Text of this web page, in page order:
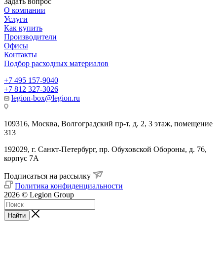
О компании
Услуги
Как купить
Производители
Офисы
Контакты
Подбор расходных материалов
+7 495 157-9040
+7 812 327-3026
legion-box@legion.ru
109316, Москва, Волгоградский пр-т, д. 2, 3 этаж, помещение
313
192029, г. Санкт-Петербург, пр. Обуховской Обороны, д. 76,
корпус 7А
Подписаться на рассылку
Политика конфиденциальности
2026 © Legion Group
Найти